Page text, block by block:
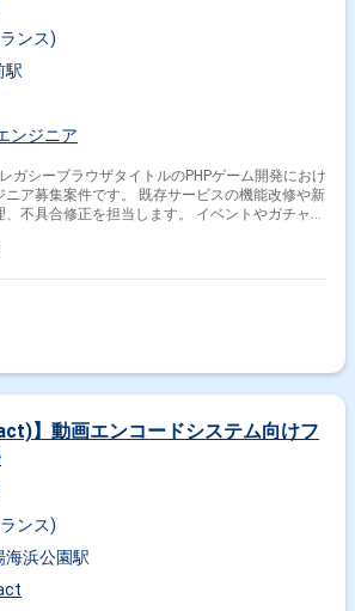
ンス)
駅
ンジニア
。 既存サービスの機能改修や新
正を担当します。 イベントやガチャ機
自走できる経験豊富なエンジニアが求められま
】動画エンコードシステム向けフ
ンス)
海浜公園駅
× 在宅・リモート
検索する
ルから探す
FuelPHP
Symfony
ジニア
ジニア
PM
ニア